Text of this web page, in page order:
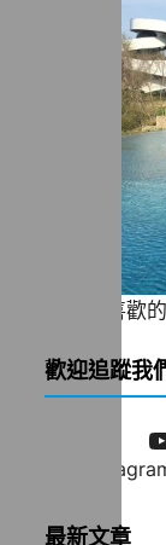
一直很喜歡
歡迎追蹤我
最新文章